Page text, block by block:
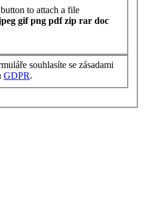
to attach a file
gif png pdf zip rar doc
souhlasíte se zásadami
GDPR.